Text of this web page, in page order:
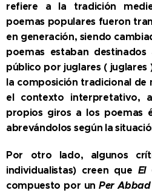
refiere a la tradición
poemas populares fueron
en generación, siendo
poemas estaban
público por juglares (
la composición tradicional de
el contexto interpretativo,
propios giros a los poemas
abrevándolos según la
Por otro lado, algunos
individualistas) creen que El
compuesto por unPer Abbad